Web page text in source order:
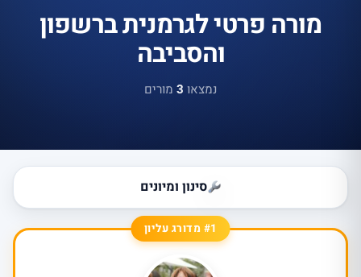
מורה פרטי לגרמנית ברשפון
והסביבה
נמצאו 3 מורים
סינון ומיונים
#1 מדורג עליון